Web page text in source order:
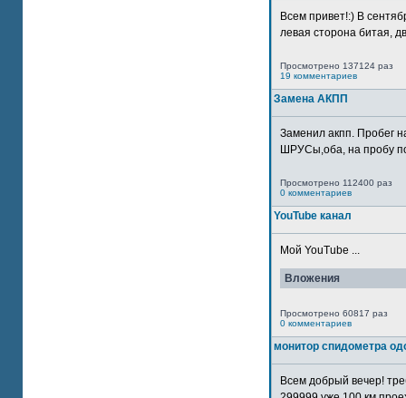
Всем привет!:) В
левая сторона битая,
Просмотрено 137124 раз
19 комментариев
Замена АКПП
Заменил акпп. Пробег
ШРУСы,оба, на пробу
Просмотрено 112400 раз
0 комментариев
YouTube канал
Мой YouTube ...
Вложения
Просмотрено 60817 раз
0 комментариев
монитор спидометра
Всем добрый вечер!